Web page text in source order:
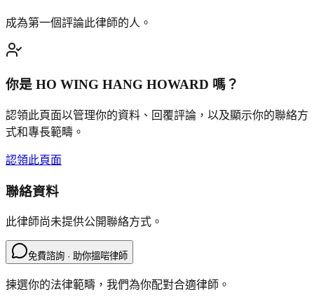
成為第一個評論此律師的人。
你是 HO WING HANG HOWARD 嗎？
認領此頁面以管理你的資料、回覆評論，以及顯示你的聯絡方
式和專長範疇。
認領此頁面
聯絡資料
此律師尚未提供公開聯絡方式。
免費諮詢 · 助你搵啱律師
揀選你的法律範疇，我們為你配對合適律師。